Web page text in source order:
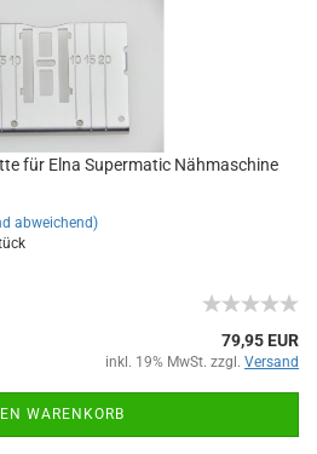
für Elna Supermatic Nähmaschine
abweichend)
79,95 EUR
inkl. 19% MwSt. zzgl. Versand
WARENKORB